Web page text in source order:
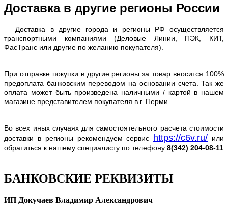
Доставка в другие регионы России
Доставка в другие города и регионы РФ осуществляется
транспортными компаниями (Деловые Линии, ПЭК, КИТ,
ФасТранс или другие по желанию покупателя).
При отправке покупки в другие регионы за товар вносится 100%
предоплата банковским переводом на основании счета. Так же
оплата может быть произведена наличными / картой в нашем
магазине представителем покупателя в г. Перми.
Во всех иных случаях для самостоятельного расчета стоимости
доставки в регионы рекомендуем сервис
https://c6v.ru/ или
обратиться к нашему специалисту по телефону 8(342) 204-08-11
БАНКОВСКИЕ РЕКВИЗИТЫ
ИП Докучаев Владимир Александрович